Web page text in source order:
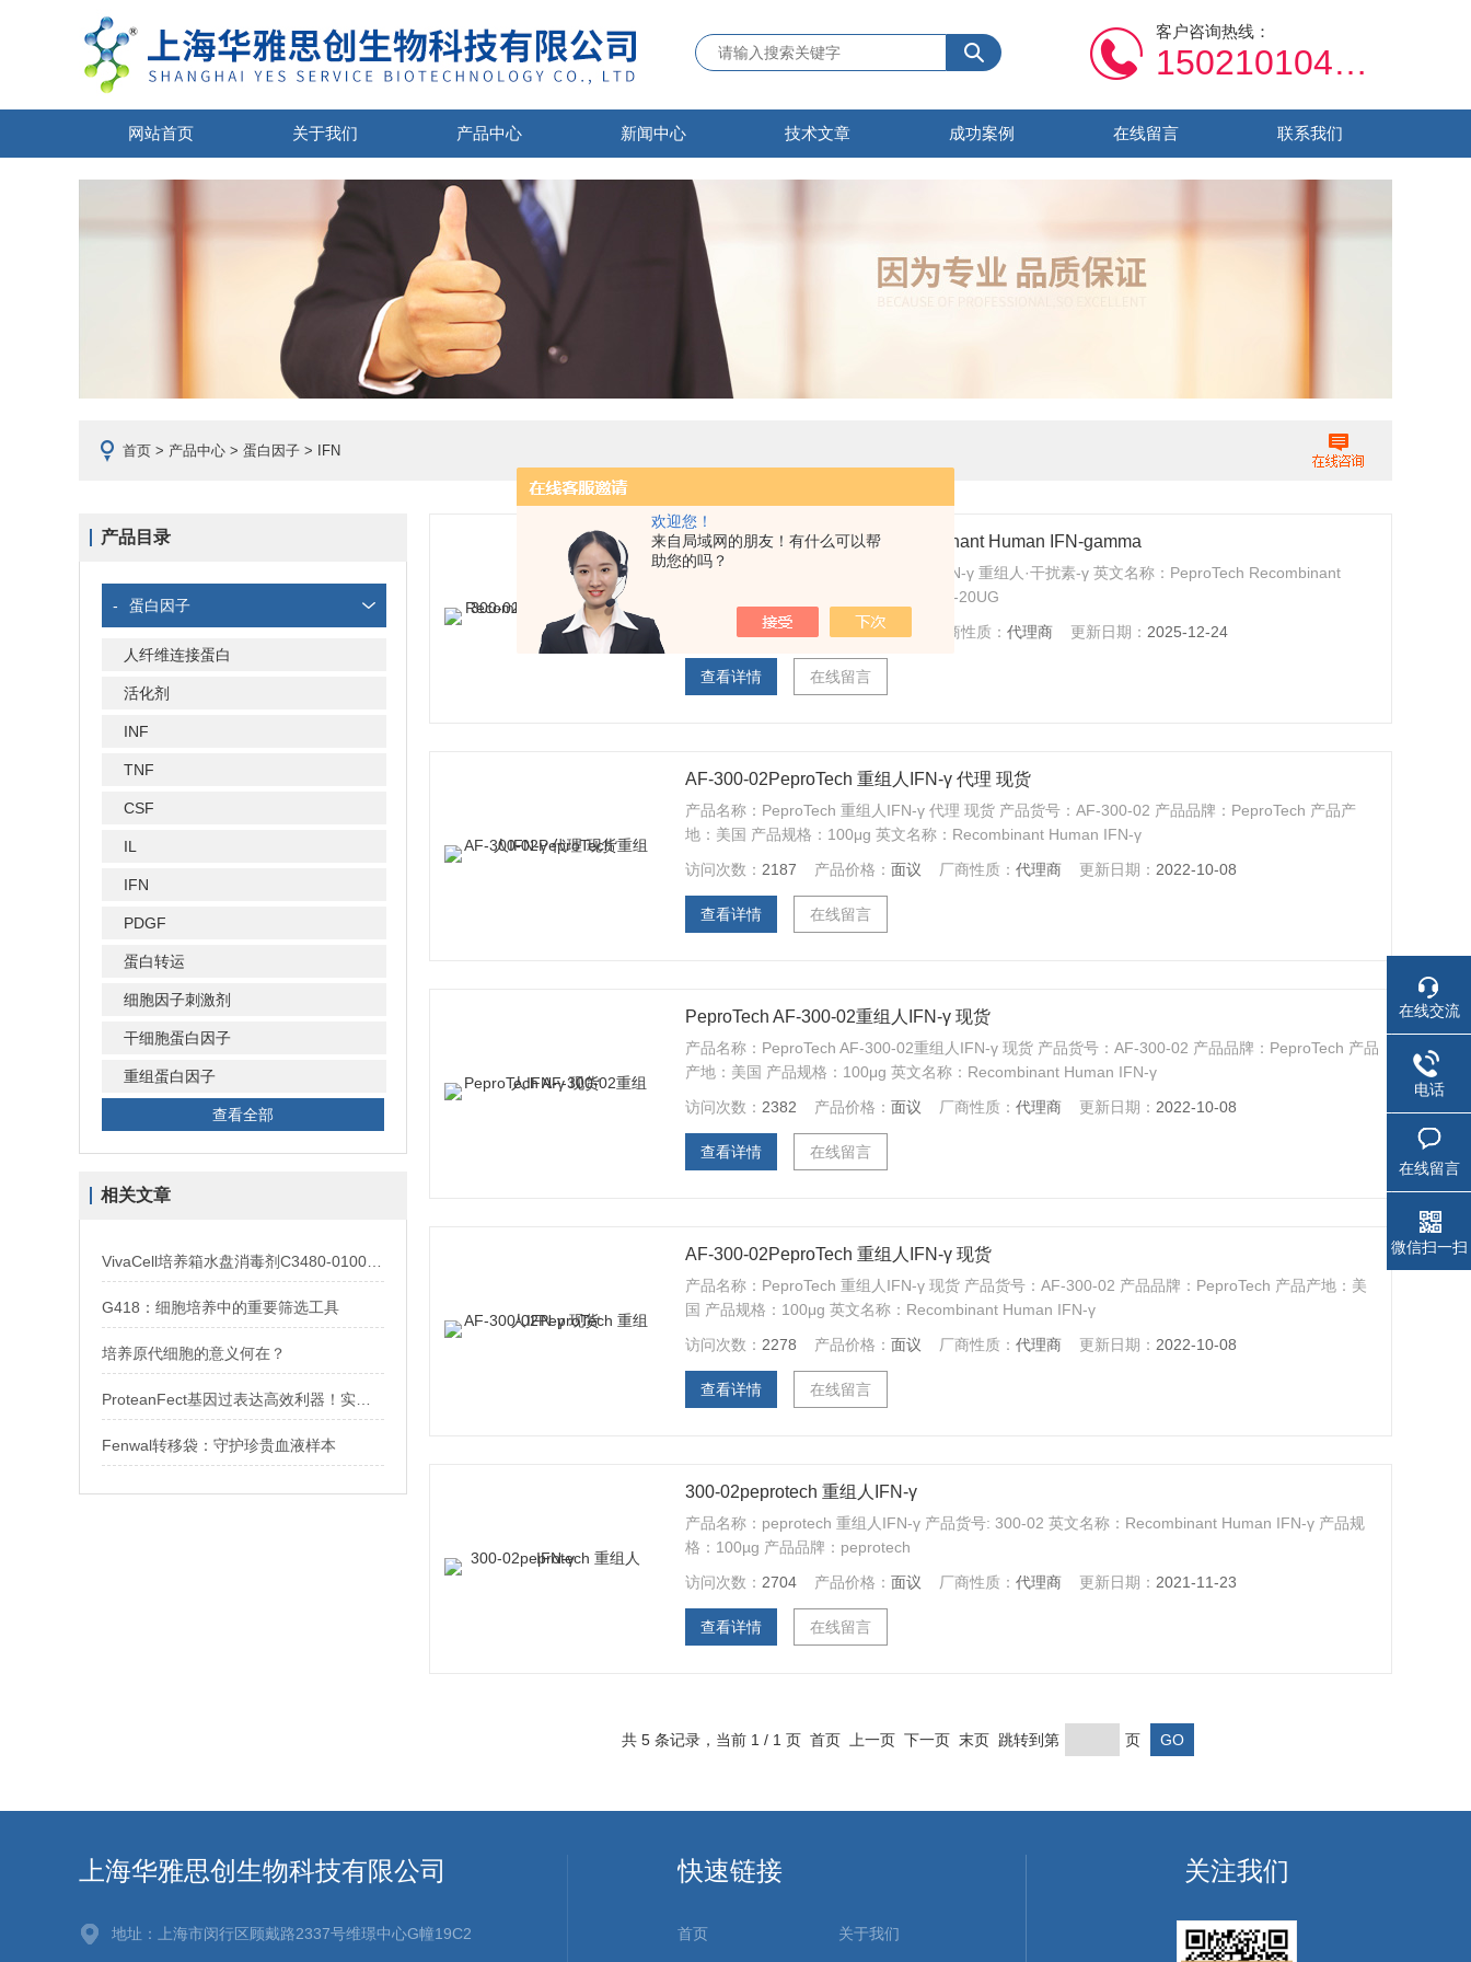
欢迎您！
来自局域网的朋友！有什么可以帮
助您的吗？
客户咨询热线：
15021010459
网站首页 关于我们 产品中心 新闻中心 技术文章 成功案例 在线留言 联系我们
首页 > 产品中心 > 蛋白因子 > IFN
产品目录
- 蛋白因子
人纤维连接蛋白
活化剂
INF
TNF
CSF
IL
IFN
PDGF
蛋白转运
细胞因子刺激剂
干细胞蛋白因子
重组蛋白因子
查看全部
相关文章
G418：细胞培养中的重要筛选工具
培养原代细胞的意义何在？
Fenwal转移袋：守护珍贵血液样本
300-02-20UGPeproTech Recombinant Human IFN-gamma
产品名称：peprotech 300-02 重组人IFN-γ 重组人·干扰素-γ 英文名称：PeproTech Recombinant
Human IFN-gamma 产品货号：300-02-20UG
访问次数：646 产品价格：面议 厂商性质：代理商 更新日期： 2025-12-24
查看详情 在线留言
AF-300-02PeproTech 重组人IFN-γ 代理 现货
产品名称：PeproTech 重组人IFN-γ 代理 现货 产品货号：AF-300-02 产品品牌：PeproTech 产品产
地：美国 产品规格：100μg 英文名称：Recombinant Human IFN-γ
访问次数： 2187 产品价格：面议 厂商性质：代理商 更新日期： 2022-10-08
查看详情 在线留言
PeproTech AF-300-02重组人IFN-γ 现货
产品名称：PeproTech AF-300-02重组人IFN-γ 现货 产品货号：AF-300-02 产品品牌：PeproTech 产品
产地：美国 产品规格：100μg 英文名称：Recombinant Human IFN-γ
访问次数： 2382 产品价格：面议 厂商性质：代理商 更新日期： 2022-10-08
查看详情 在线留言
AF-300-02PeproTech 重组人IFN-γ 现货
产品名称：PeproTech 重组人IFN-γ 现货 产品货号：AF-300-02 产品品牌：PeproTech 产品产地：美
国 产品规格：100μg 英文名称：Recombinant Human IFN-γ
访问次数： 2278 产品价格：面议 厂商性质：代理商 更新日期： 2022-10-08
查看详情 在线留言
300-02peprotech 重组人IFN-γ
产品名称：peprotech 重组人IFN-γ 产品货号: 300-02 英文名称：Recombinant Human IFN-γ 产品规
格：100µg 产品品牌：peprotech
访问次数： 2704 产品价格：面议 厂商性质：代理商 更新日期： 2021-11-23
查看详情 在线留言
共 5 条记录，当前 1 / 1 页 首页 上一页 下一页 末页 跳转到第 页
上海华雅思创生物科技有限公司
地址：上海市闵行区顾戴路2337号维璟中心G幢19C2
快速链接
首页 关于我们
关注我们
在线交流
电话
在线留言
微信扫一扫